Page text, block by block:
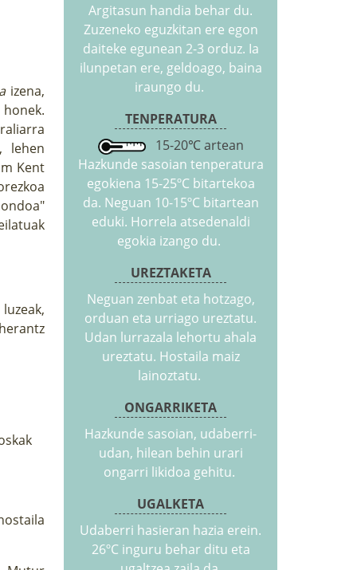
izena,
lehen
Kent
Argitasun handia behar du.
Zuzeneko eguzkitan ere egon
daiteke egunean 2-3 orduz. Ia
ilunpetan ere, geldoago, baina
iraungo du.
TENPERATURA
15-20℃ artean
Hazkunde sasoian tenperatura
egokiena 15-25ºC bitartekoa
da. Neguan 10-15ºC bitartean
eduki. Horrela atsedenaldi
egokia izango du.
UREZTAKETA
Neguan zenbat eta hotzago,
orduan eta urriago ureztatu.
Udan lurrazala lehortu ahala
ureztatu. Hostaila maiz
lainoztatu.
ONGARRIKETA
Hazkunde sasoian, udaberri-
udan, hilean behin urari
ongarri likidoa gehitu.
UGALKETA
Udaberri hasieran hazia erein.
26ºC inguru behar ditu eta